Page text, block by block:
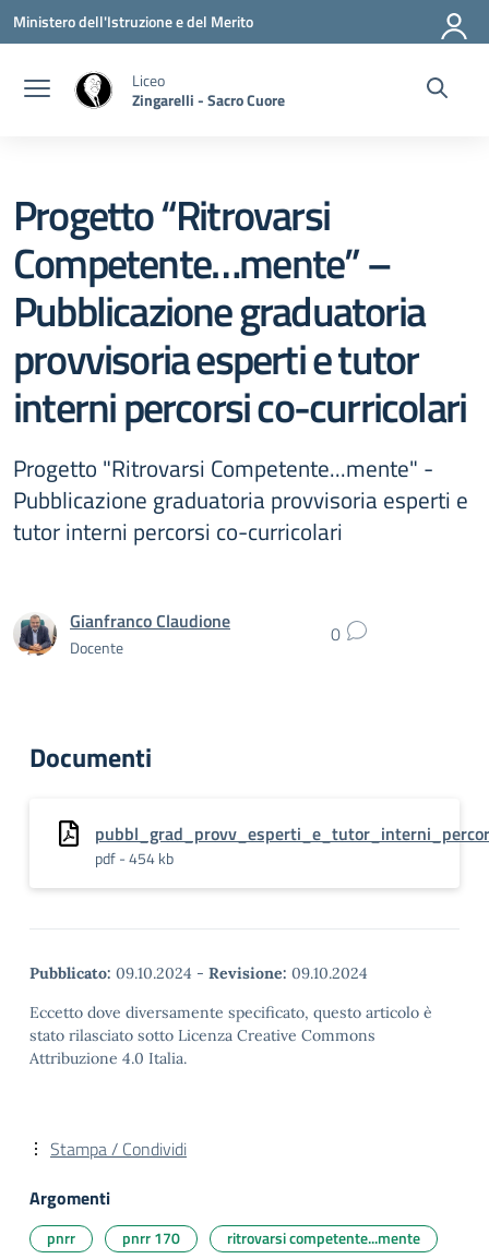
Vai ai contenuti
Vai al menu di navigazione
Vai al footer
Ministero dell'Istruzione e del Merito
Liceo
Zingarelli - Sacro Cuore
Progetto “Ritrovarsi
Competente…mente” –
Pubblicazione graduatoria
provvisoria esperti e tutor
interni percorsi co-curricolari
Progetto "Ritrovarsi Competente...mente" -
Pubblicazione graduatoria provvisoria esperti e
tutor interni percorsi co-curricolari
Gianfranco Claudione
Docente 0
Documenti
pdf - 454 kb
Pubblicato: 09.10.2024 - Revisione: 09.10.2024
Eccetto dove diversamente specificato, questo articolo è
stato rilasciato sotto Licenza Creative Commons
Attribuzione 4.0 Italia.
Stampa / Condividi
Argomenti
pnrr pnrr 170 ritrovarsi competente...mente